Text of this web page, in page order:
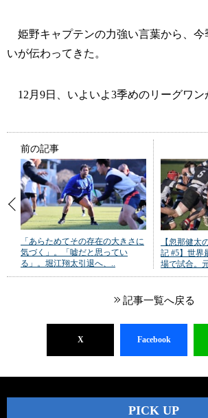
姫野キャプテンの力強い言葉から、今
いが伝わってきた。
12月9日、いよいよ3季めのリーグワン
前の記事
「あらためてその存在の大きさに
気づく」。「嘘だと思ってい
る」。堀江翔太引退へ、..
【忽那健太
記 #5】世界
場で試合。
記事一覧へ戻る
X Facebook
PICK UP